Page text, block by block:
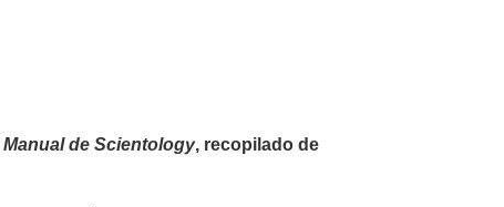
Manual de Scientology, recopilado de